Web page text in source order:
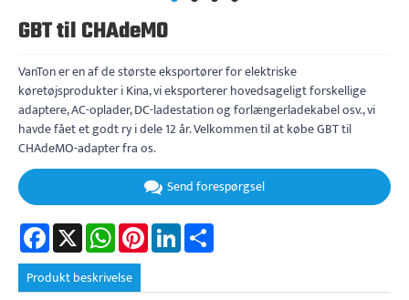
GBT til CHAdeMO
VanTon er en af ​​de største eksportører for elektriske
køretøjsprodukter i Kina, vi eksporterer hovedsageligt forskellige
adaptere, AC-oplader, DC-ladestation og forlængerladekabel osv., vi
havde fået et godt ry i dele 12 år. Velkommen til at købe GBT til
CHAdeMO-adapter fra os.
Send forespørgsel
Facebook
X WhatsAppPinterestLinkedIn
Produkt beskrivelse